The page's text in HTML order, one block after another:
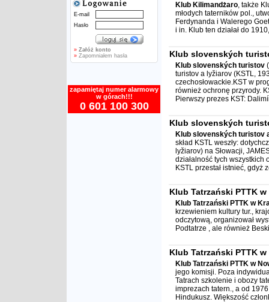
E-mail
Hasło
» Załóż konto
» Zapomniałem hasła
zapamiętaj numer alarmowy
w górach!!!
0 601 100 300
Klub Kilimandżaro, także
młodych taterników pol.,
Ferdynanda i Walerego
i in. Klub ten działał do
Klub slovenských
Klub slovenských turistov
turistov a lyžiarov (KSTL,
czechosłowackie.KST w
również ochronę przyrody.
Pierwszy prezes KST:
Klub slovenských
Klub slovenských turistov
skład KSTL weszły:
lyžiarov) na Słowacji,
działalność tych wszystkich
KSTL przestał istnieć, gdyż
Klub Tatrzański PTTK
Klub Tatrzański PTTK w
krzewieniem kultury tur.,
odczytową, organizował
Podtatrze , ale również
Klub Tatrzański PTTK
Klub Tatrzański PTTK w
jego komisji. Poza
Tatrach szkolenie i obozy
imprezach tatern., a od
Hindukusz. Większość